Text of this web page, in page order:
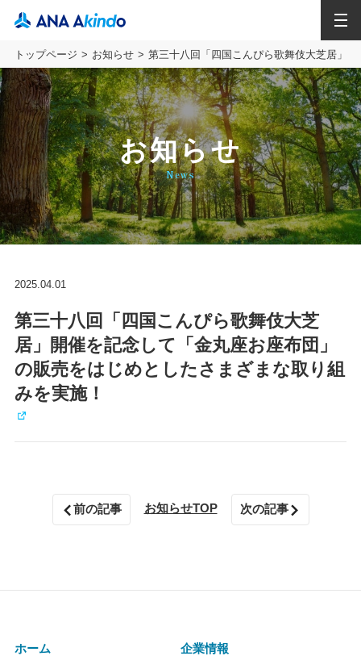
トップページ お知らせ 第三十八回「四国こんぴら歌舞伎大芝居」
お知らせ
News
2025.04.01
第三十八回「四国こんぴら歌舞伎大芝
居」開催を記念して「金丸座お座布団」
の販売をはじめとしたさまざまな取り組
みを実施！
前の記事 お知らせTOP 次の記事
ホーム
企業情報